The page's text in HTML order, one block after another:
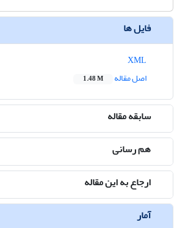
فایل ها
اصل مقاله
1.48 M
سابقه مقاله
هم رسانی
ارجاع به این مقاله
آمار